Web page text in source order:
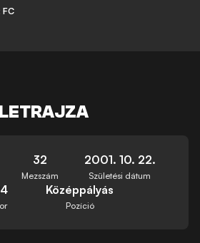
FC
32
Mezszám
2001. 10. 22.
Születési dátum
Középpályás
Pozíció